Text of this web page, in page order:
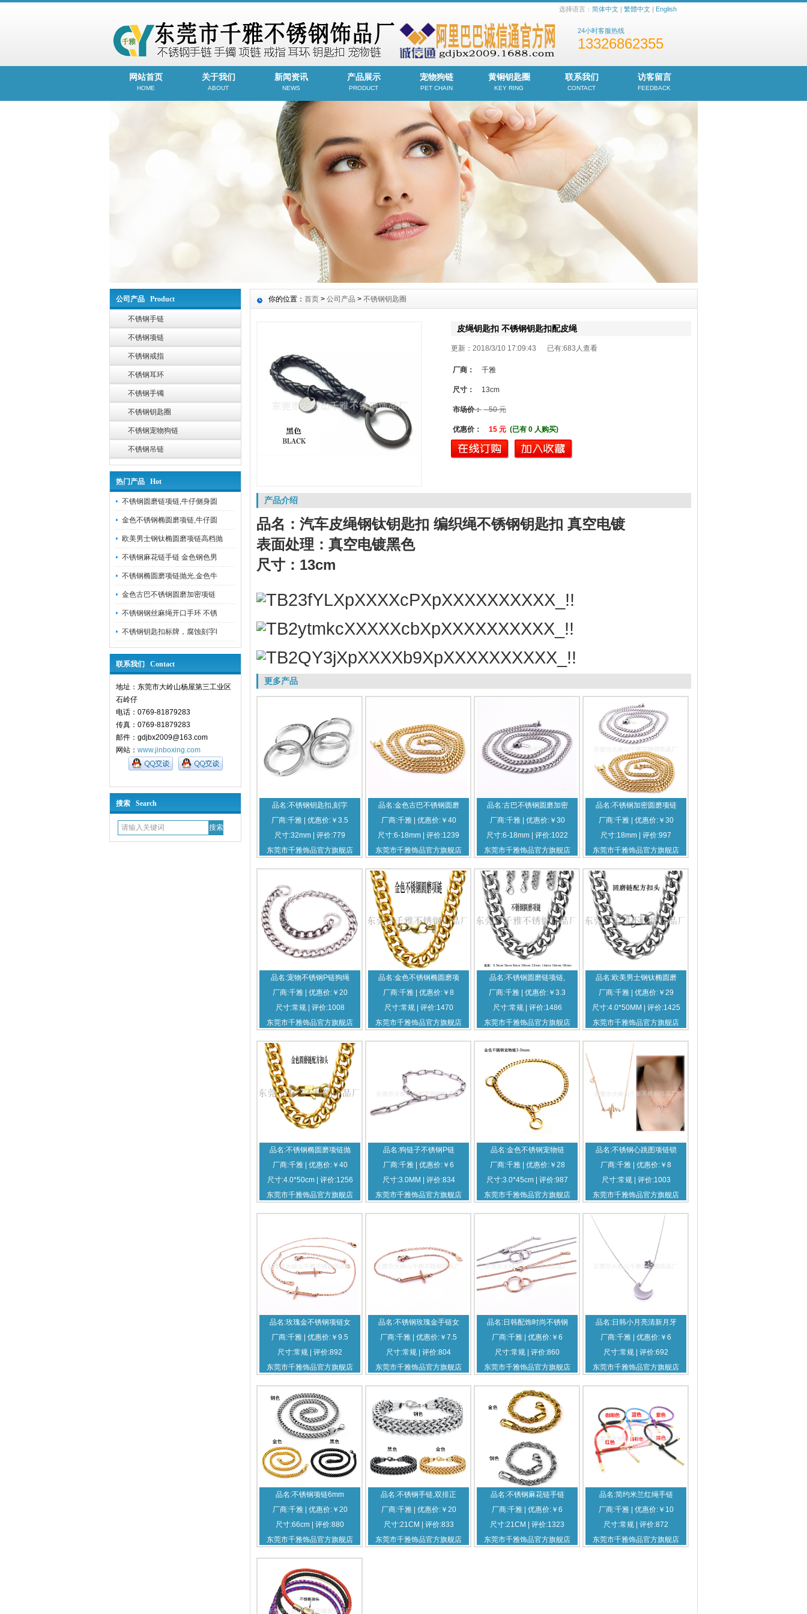
选择语言： 简体中文 | 繁體中文 | English
24小时客服热线
13326862355
网站首页
HOME
关于我们
ABOUT
新闻资讯
NEWS
产品展示
PRODUCT
宠物狗链
PET CHAIN
黄铜钥匙圈
KEY RING
联系我们
CONTACT
访客留言
FEEDBACK
公司产品 Product
不锈钢手链
不锈钢项链
不锈钢戒指
不锈钢耳环
不锈钢手镯
不锈钢钥匙圈
不锈钢宠物狗链
不锈钢吊链
热门产品 Hot
不锈钢圆磨链项链,牛仔侧身圆
金色不锈钢椭圆磨项链,牛仔圆
欧美男士钢钛椭圆磨项链高档抛
不锈钢麻花链手链 金色钢色男
不锈钢椭圆磨项链抛光,金色牛
金色古巴不锈钢圆磨加密项链
不锈钢钢丝麻绳开口手环 不锈
不锈钢钥匙扣标牌，腐蚀刻字l
联系我们 Contact
地址：东莞市大岭山杨屋第三工业区
石岭仔
电话：0769-81879283
传真：0769-81879283
邮件：gdjbx2009@163.com
网站： www.jinboxing.com
搜索 Search
你的位置： 首页 > 公司产品 > 不锈钢钥匙圈
皮绳钥匙扣 不锈钢钥匙扣配皮绳
更新：2018/3/10 17:09:43 已有:683人查看
厂商： 千雅
尺寸： 13cm
市场价： 50 元
优惠价： 15 元 (已有 0 人购买)
产品介绍
品名：汽车皮绳钢钛钥匙扣 编织绳不锈钢钥匙扣 真空电镀
表面处理：真空电镀黑色
尺寸：13cm
更多产品
品名:不锈钢钥匙扣,刻字
厂商:千雅 | 优惠价:￥3.5
尺寸:32mm | 评价:779
东莞市千雅饰品官方旗舰店
品名:金色古巴不锈钢圆磨
厂商:千雅 | 优惠价:￥40
尺寸:6-18mm | 评价:1239
东莞市千雅饰品官方旗舰店
品名:古巴不锈钢圆磨加密
厂商:千雅 | 优惠价:￥30
尺寸:6-18mm | 评价:1022
东莞市千雅饰品官方旗舰店
品名:不锈钢加密圆磨项链
厂商:千雅 | 优惠价:￥30
尺寸:18mm | 评价:997
东莞市千雅饰品官方旗舰店
品名:宠物不锈钢P链狗绳
厂商:千雅 | 优惠价:￥20
尺寸:常规 | 评价:1008
东莞市千雅饰品官方旗舰店
品名:金色不锈钢椭圆磨项
厂商:千雅 | 优惠价:￥8
尺寸:常规 | 评价:1470
东莞市千雅饰品官方旗舰店
品名:不锈钢圆磨链项链,
厂商:千雅 | 优惠价:￥3.3
尺寸:常规 | 评价:1486
东莞市千雅饰品官方旗舰店
品名:欧美男士钢钛椭圆磨
厂商:千雅 | 优惠价:￥29
尺寸:4.0*50MM | 评价:1425
东莞市千雅饰品官方旗舰店
品名:不锈钢椭圆磨项链抛
厂商:千雅 | 优惠价:￥40
尺寸:4.0*50cm | 评价:1256
东莞市千雅饰品官方旗舰店
品名:狗链子不锈钢P链
厂商:千雅 | 优惠价:￥6
尺寸:3.0MM | 评价:834
东莞市千雅饰品官方旗舰店
品名:金色不锈钢宠物链
厂商:千雅 | 优惠价:￥28
尺寸:3.0*45cm | 评价:987
东莞市千雅饰品官方旗舰店
品名:不锈钢心跳图项链锁
厂商:千雅 | 优惠价:￥8
尺寸:常规 | 评价:1003
东莞市千雅饰品官方旗舰店
品名:玫瑰金不锈钢项链女
厂商:千雅 | 优惠价:￥9.5
尺寸:常规 | 评价:892
东莞市千雅饰品官方旗舰店
品名:不锈钢玫瑰金手链女
厂商:千雅 | 优惠价:￥7.5
尺寸:常规 | 评价:804
东莞市千雅饰品官方旗舰店
品名:日韩配饰时尚不锈钢
厂商:千雅 | 优惠价:￥6
尺寸:常规 | 评价:860
东莞市千雅饰品官方旗舰店
品名:日韩小月亮清新月牙
厂商:千雅 | 优惠价:￥6
尺寸:常规 | 评价:692
东莞市千雅饰品官方旗舰店
品名:不锈钢项链6mm
厂商:千雅 | 优惠价:￥20
尺寸:66cm | 评价:880
东莞市千雅饰品官方旗舰店
品名:不锈钢手链,双排正
厂商:千雅 | 优惠价:￥20
尺寸:21CM | 评价:833
东莞市千雅饰品官方旗舰店
品名:不锈钢麻花链手链
厂商:千雅 | 优惠价:￥6
尺寸:21CM | 评价:1323
东莞市千雅饰品官方旗舰店
品名:简约米兰红绳手链
厂商:千雅 | 优惠价:￥10
尺寸:常规 | 评价:872
东莞市千雅饰品官方旗舰店